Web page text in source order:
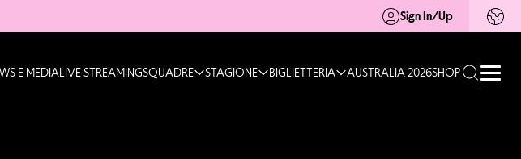
Sign In/Up
E MEDIALIVE STREAMINGSQUADRE STAGIONE BIGLIETTERIA AUSTRALIA 2026SHOP